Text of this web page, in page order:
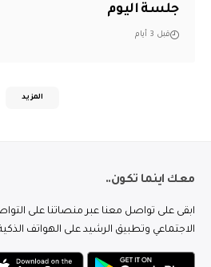
جلسة اليوم
قبل 3 أيام
المزيد
معك اينما تكون..
ابقى على تواصل معنا عبر منصاتنا على
الاجتماعي وتطبيق الرشيد على الهواتف